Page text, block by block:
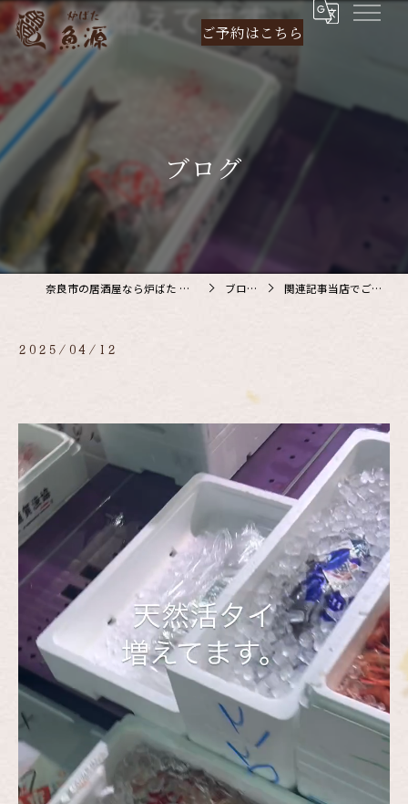
ご予約はこちら
ブログ
奈良市の居酒屋なら炉ばた 魚源 ブログ 関連記事当店でご利…
2025/04/12